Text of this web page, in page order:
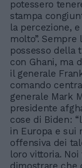
potessero
stampa
la percezione,
molto”.
possesso della
con Ghani, ma
il generale
comando
generale Mark
presidente
cose di Biden:
in Europa e sui
offensiva dei
loro vittoria.
dimostrare che